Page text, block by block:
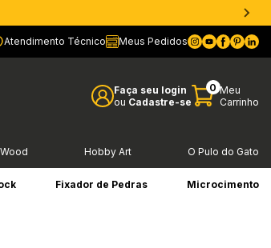
Atendimento Técnico Meus Pedidos
Faça seu login
ou Cadastre-se
0 Meu
Carrinho
Hobby Art O Pulo do Gato
Fixador de Pedras Microcimento